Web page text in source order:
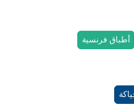
أطباق فرنسية